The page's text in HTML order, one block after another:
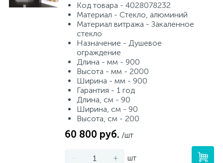
Код товара - 4028078232
Материал - Стекло, алюминий
Материал витража - Закаленное
стекло
Назначение - Душевое
ограждение
Длина - мм - 900
Высота - мм - 2000
Ширина - мм - 900
Гарантия - 1 год
Длина, см - 90
Ширина, см - 90
Высота, см - 200
60 800 руб. /шт
- + шт